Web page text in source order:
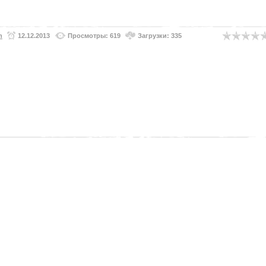
12.12.2013 Просмотры: 619 Загрузки: 335